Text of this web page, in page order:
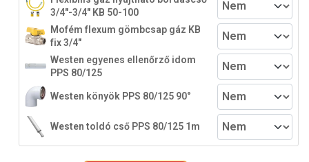
3/4"-3/4" KB 50-100
Mofém flexum gömbcsap gáz KB
fix 3/4"
Westen egyenes ellenőrző idom
PPS 80/125
Westen könyök PPS 80/125 90°
Westen toldó cső PPS 80/125 1m